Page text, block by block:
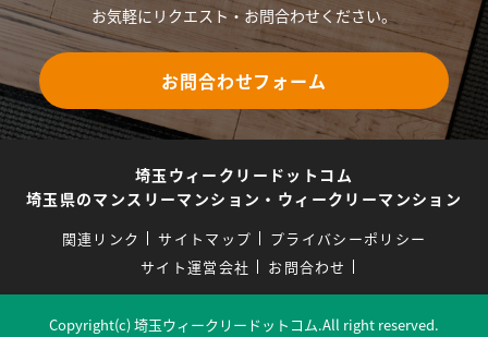
お気軽にリクエスト・お問合わせください。
お問合わせフォーム
埼玉ウィークリードットコム
埼玉県のマンスリーマンション・ウィークリーマンション
関連リンク サイトマップ
プライバシーポリシー
サイト運営会社
お問合わせ
Copyright(c) 埼玉ウィークリードットコム.All right reserved.